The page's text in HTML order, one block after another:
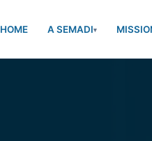
HOME A SEMADI▾